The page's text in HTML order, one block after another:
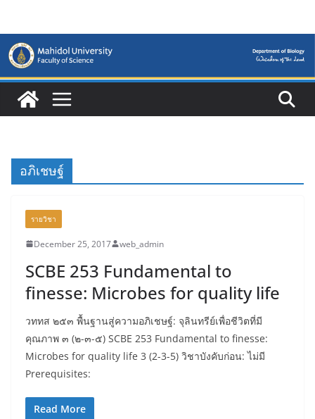
content
อภิเชษฐ์
รายวิชา
December 25, 2017 web_admin
SCBE 253 Fundamental to
finesse: Microbes for quality life
วททส ๒๕๓ พื้นฐานสู่ความอภิเชษฐ์: จุลินทรีย์เพื่อชีวิตที่มี
คุณภาพ ๓ (๒-๓-๕) SCBE 253 Fundamental to finesse:
Microbes for quality life 3 (2-3-5) วิชาบังคับก่อน: ไม่มี
Prerequisites:
Read More